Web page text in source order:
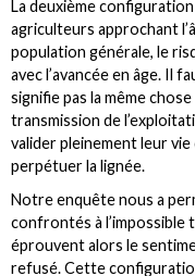
La deuxième
agriculteurs approchant
population générale, le
avec l’avancée en âge. Il
signifie pas la même
transmission de
valider pleinement leur
perpétuer la lignée.
Notre enquête nous a
confrontés à l’impossible
éprouvent alors le
refusé. Cette